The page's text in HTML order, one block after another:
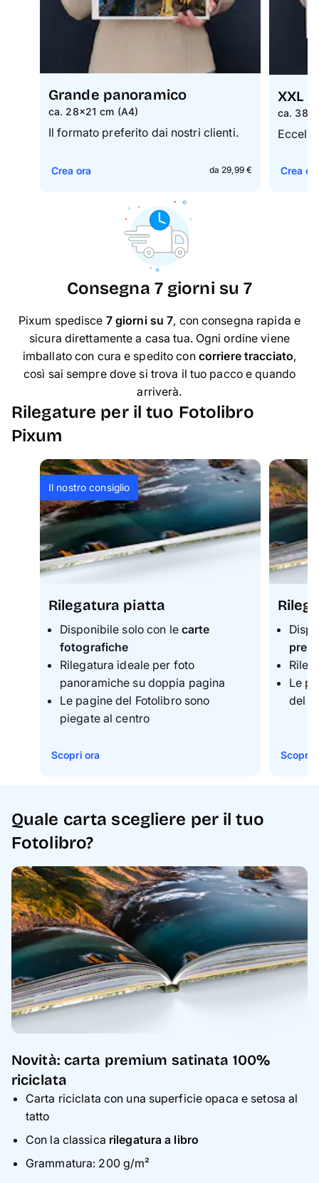
Grande panoramico
ca. 28×21 cm (A4)
Il formato preferito dai nostri clienti.
da 29,99 €
Crea ora
XXL
ca.
Crea
Consegna 7 giorni su 7
Pixum spedisce 7 giorni su 7, con consegna rapida e
sicura direttamente a casa tua. Ogni ordine viene
imballato con cura e spedito con corriere tracciato,
così sai sempre dove si trova il tuo pacco e quando
arriverà.
Rilegature per il tuo Fotolibro
Pixum
Il nostro consiglio
Rilegatura piatta
Disponibile solo con le carte
fotografiche
Rilegatura ideale per foto
panoramiche su doppia pagina
Le pagine del Fotolibro sono
piegate al centro
Scopri ora
Le
del
Scopri
Quale carta scegliere per il tuo
Fotolibro?
Novità: carta premium satinata 100%
riciclata
Carta riciclata con una superficie opaca e setosa al
tatto
Con la classica rilegatura a libro
Grammatura: 200 g/m²